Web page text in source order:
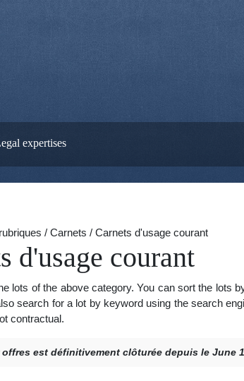
expertises
/ Carnets / Carnets d'usage courant
d'usage courant
lots of the above category. You can sort the lots
search for a lot by keyword using the search
contractual.
est définitivement clôturée depuis le June